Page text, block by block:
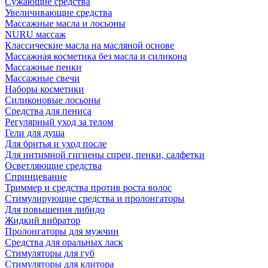
Увеличивающие средства
Массажные масла и лосьоны
NURU массаж
Классические масла на масляной основе
Массажная косметика без масла и силикона
Массажные пенки
Массажные свечи
Наборы косметики
Силиконовые лосьоны
Средства для пениса
Регулярный уход за телом
Гели для душа
Для бритья и уход после
Для интимной гигиены спреи, пенки, салфетки
Осветляющие средства
Спринцевание
Триммер и средства против роста волос
Стимулирующие средства и пролонгаторы
Для повышения либидо
Жидкий вибратор
Пролонгаторы для мужчин
Средства для оральных ласк
Стимуляторы для губ
Стимуляторы для клитора